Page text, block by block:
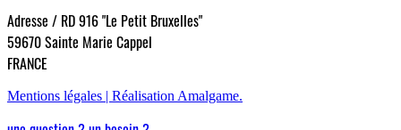
Adresse / RD 916 "Le Petit Bruxelles"
59670 Sainte Marie Cappel
FRANCE
Mentions légales | Réalisation Amalgame.